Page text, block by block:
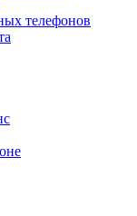
телефонов